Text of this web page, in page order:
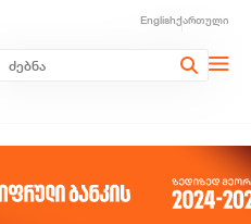
Englishქართული